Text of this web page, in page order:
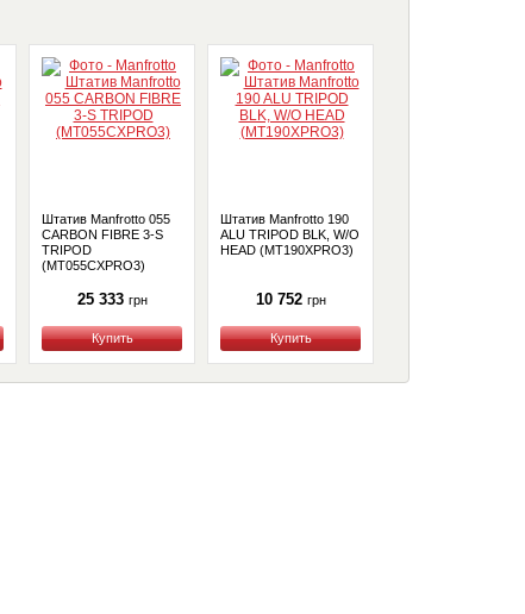
Штатив Manfrotto 055
CARBON FIBRE 3-S
TRIPOD
(MT055CXPRO3)
25 333 грн
Купить
Штатив Manfrotto 190
ALU TRIPOD BLK, W/O
HEAD (MT190XPRO3)
10 752 грн
Купить